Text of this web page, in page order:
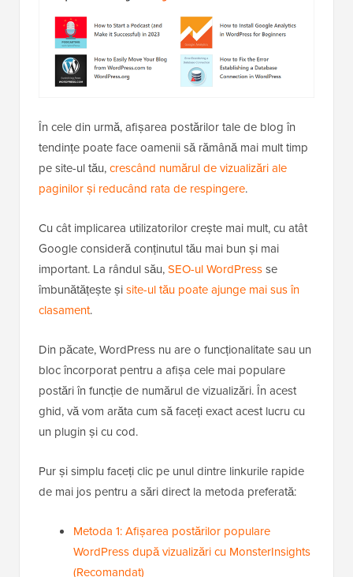
În cele din urmă, afișarea postărilor tale de blog în
tendințe poate face oamenii să rămână mai mult timp
pe site-ul tău,crescând numărul de vizualizări ale
paginilor și reducând rata de respingere.
Cu cât implicarea utilizatorilor crește mai mult, cu atât
Google consideră conținutul tău mai bun și mai
important. La rândul său,SEO-ul WordPressse
îmbunătățește șisite-ul tău poate ajunge mai sus în
clasament.
Din păcate, WordPress nu are o funcționalitate sau un
bloc încorporat pentru a afișa cele mai populare
postări în funcție de numărul de vizualizări. În acest
ghid, vă vom arăta cum să faceți exact acest lucru cu
un plugin și cu cod.
Pur și simplu faceți clic pe unul dintre linkurile rapide
de mai jos pentru a sări direct la metoda preferată:
Metoda 1: Afișarea postărilor populare
WordPress după vizualizări cu MonsterInsights
(Recomandat)